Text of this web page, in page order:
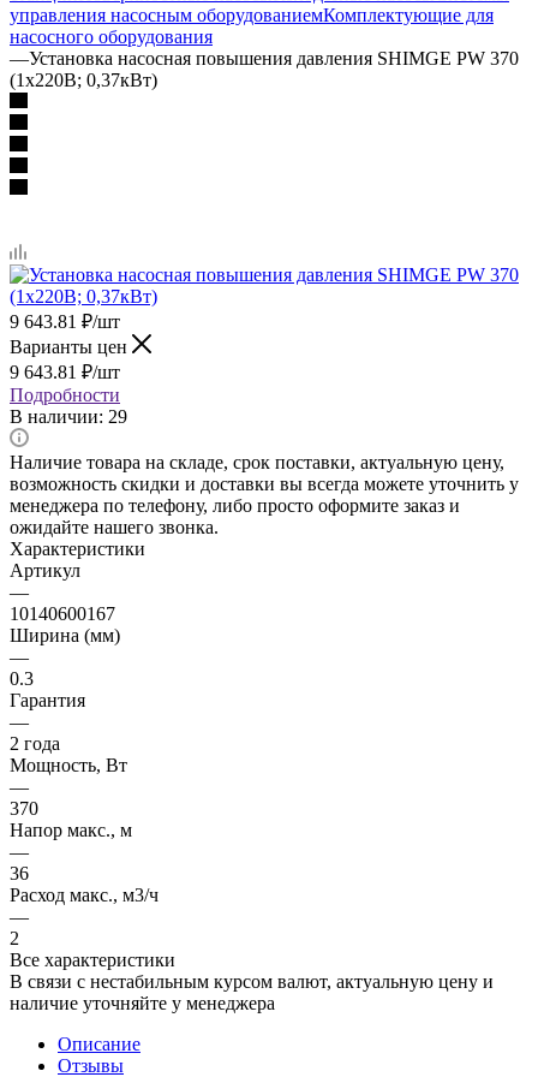
управления насосным оборудованиемКомплектующие для
насосного оборудования
—Установка насосная повышения давления SHIMGE PW 370
(1х220В; 0,37кВт)
9 643.81 ₽/шт
Варианты цен
9 643.81 ₽/шт
Подробности
В наличии: 29
Наличие товара на складе, срок поставки, актуальную цену,
возможность скидки и доставки вы всегда можете уточнить у
менеджера по телефону, либо просто оформите заказ и
ожидайте нашего звонка.
Характеристики
Артикул
—
10140600167
Ширина (мм)
—
0.3
Гарантия
—
2 года
Мощность, Вт
—
370
Напор макс., м
—
36
Расход макс., м3/ч
—
2
Все характеристики
В связи с нестабильным курсом валют, актуальную цену и
наличие уточняйте у менеджера
Описание
Отзывы